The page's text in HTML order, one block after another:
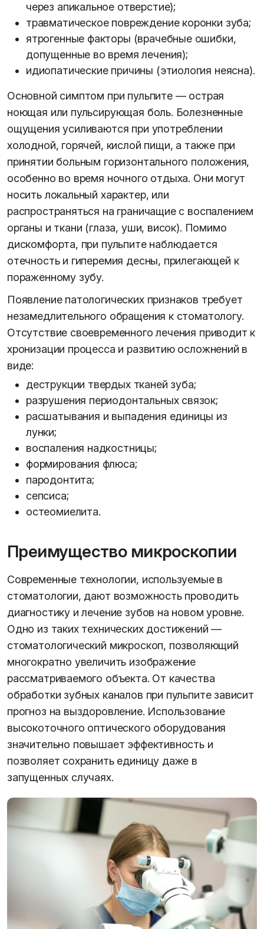
через апикальное отверстие);
травматическое повреждение коронки зуба;
ятрогенные факторы (врачебные ошибки,
допущенные во время лечения);
идиопатические причины (этиология неясна).
Основной симптом при пульпите — острая
ноющая или пульсирующая боль. Болезненные
ощущения усиливаются при употреблении
холодной, горячей, кислой пищи, а также при
принятии больным горизонтального положения,
особенно во время ночного отдыха. Они могут
носить локальный характер, или
распространяться на граничащие с воспалением
органы и ткани (глаза, уши, висок). Помимо
дискомфорта, при пульпите наблюдается
отечность и гиперемия десны, прилегающей к
пораженному зубу.
Появление патологических признаков требует
незамедлительного обращения к стоматологу.
Отсутствие своевременного лечения приводит к
хронизации процесса и развитию осложнений в
виде:
деструкции твердых тканей зуба;
разрушения периодонтальных связок;
расшатывания и выпадения единицы из
лунки;
воспаления надкостницы;
формирования флюса;
пародонтита;
сепсиса;
остеомиелита.
Преимущество микроскопии
Современные технологии, используемые в
стоматологии, дают возможность проводить
диагностику и лечение зубов на новом уровне.
Одно из таких технических достижений —
стоматологический микроскоп, позволяющий
многократно увеличить изображение
рассматриваемого объекта. От качества
обработки зубных каналов при пульпите зависит
прогноз на выздоровление. Использование
высокоточного оптического оборудования
значительно повышает эффективность и
позволяет сохранить единицу даже в
запущенных случаях.